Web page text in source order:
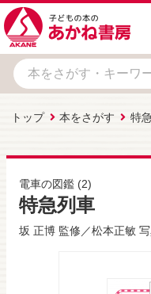
トップ 本をさがす 特
電車の図鑑 (2)
特急列車
坂 正博 監修／松本正敏